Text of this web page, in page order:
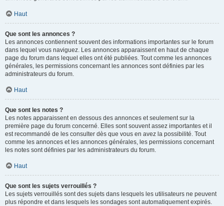
Haut
Que sont les annonces ?
Les annonces contiennent souvent des informations importantes sur le forum
dans lequel vous naviguez. Les annonces apparaissent en haut de chaque
page du forum dans lequel elles ont été publiées. Tout comme les annonces
générales, les permissions concernant les annonces sont définies par les
administrateurs du forum.
Haut
Que sont les notes ?
Les notes apparaissent en dessous des annonces et seulement sur la
première page du forum concerné. Elles sont souvent assez importantes et il
est recommandé de les consulter dès que vous en avez la possibilité. Tout
comme les annonces et les annonces générales, les permissions concernant
les notes sont définies par les administrateurs du forum.
Haut
Que sont les sujets verrouillés ?
Les sujets verrouillés sont des sujets dans lesquels les utilisateurs ne peuvent
plus répondre et dans lesquels les sondages sont automatiquement expirés.